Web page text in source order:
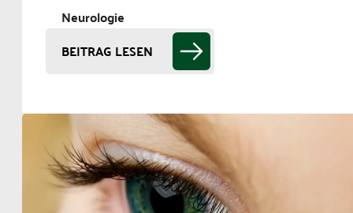
Neurologie
BEITRAG LESEN